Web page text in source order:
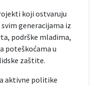
koji ostvaruju
generacijama iz
podrške mladima,
poteškoćama u
zaštite.
aktivne politike